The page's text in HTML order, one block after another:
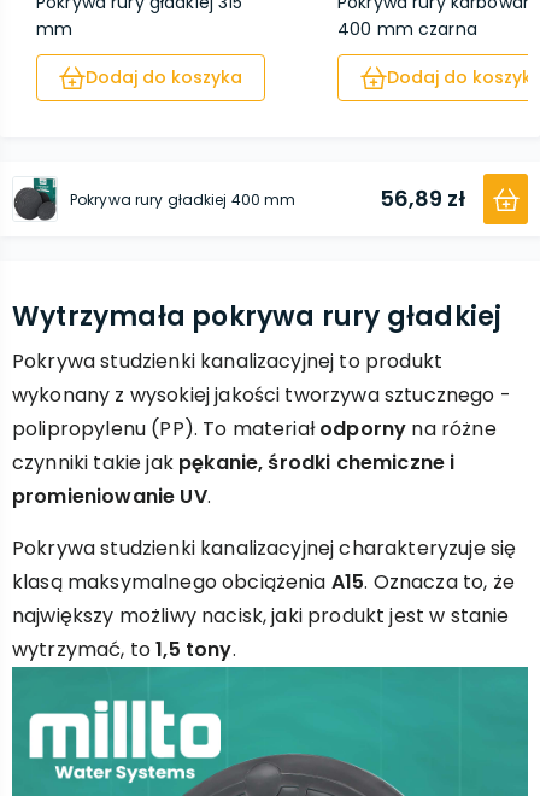
mm
Dodaj do koszyka
400 mm czarna
Dodaj do
Pokrywa rury gładkiej 400 mm 56,89 zł
Wytrzymała pokrywa rury gładkiej
Pokrywa studzienki kanalizacyjnej to produkt
wykonany z wysokiej jakości tworzywa sztucznego -
polipropylenu (PP). To materiałodporny na różne
czynniki takie jak pękanie, środki chemiczne i
promieniowanie UV.
Pokrywa studzienki kanalizacyjnej charakteryzuje się
klasą maksymalnego obciążenia A15. Oznacza to, że
największy możliwy nacisk, jaki produkt jest w stanie
wytrzymać, to1,5 tony.